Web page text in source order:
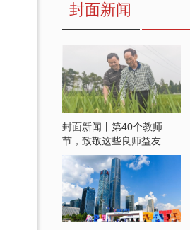
封面新闻
封面新闻丨第40个教师
节，致敬这些良师益友